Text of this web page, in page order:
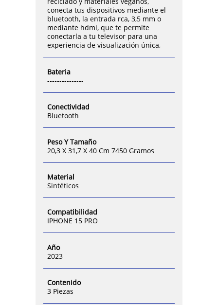
conecta tus dispositivos mediante el
bluetooth, la entrada rca, 3,5 mm o
mediante hdmi, que te permite
conectarla a tu televisor para una
experiencia de visualización única,
Bateria
---------------
Conectividad
Bluetooth
Peso Y Tamaño
20,3 X 31,7 X 40 Cm 7450 Gramos
Material
Sintéticos
Compatibilidad
IPHONE 15 PRO
Año
2023
Contenido
3 Piezas